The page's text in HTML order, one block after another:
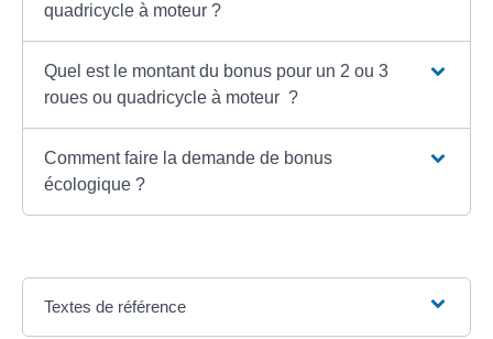
quadricycle à moteur ?
Quel est le montant du bonus pour un 2 ou 3
roues ou quadricycle à moteur ?
Comment faire la demande de bonus
écologique ?
Textes de référence